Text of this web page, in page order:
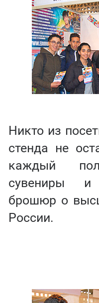
Никто из
стенда не
каждый
сувениры и
брошюр о
России.